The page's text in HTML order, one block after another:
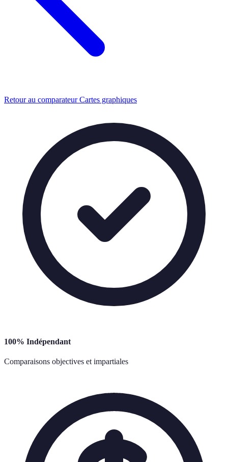
Retour au comparateur Cartes graphiques
100% Indépendant
Comparaisons objectives et impartiales